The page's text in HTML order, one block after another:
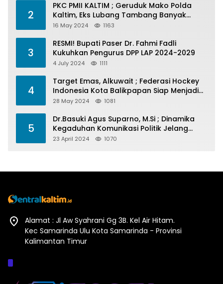
2
PKC PMII KALTIM ; Geruduk Mako Polda
Kaltim, Eks Lubang Tambang Banyak
Menelan Korban
16 May 2024 1163
3
RESMI! Bupati Paser Dr. Fahmi Fadli
Kukuhkan Pengurus DPP LAP 2024-2029
4 July 2024 1111
4
Target Emas, Alkuwait ; Federasi Hockey
Indonesia Kota Balikpapan Siap Menjadi
Barometer Prestasi Di Kaltim
28 May 2024 1081
5
Dr.Basuki Agus Suparno, M.Si ; Dinamika
Kegaduhan Komunikasi Politik Jelang
Pesta Politik 2024
23 April 2024 1070
Alamat : Jl Aw Syahrani Gg 3B. Kel Air Hitam.
Kec Samarinda Ulu Kota Samarinda - Provinsi
Kalimantan Timur